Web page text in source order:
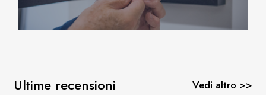
Ultime recensioni Vedi altro >>